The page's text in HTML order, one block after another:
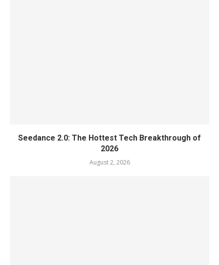
Seedance 2.0: The Hottest Tech Breakthrough of
2026
August 2, 2026